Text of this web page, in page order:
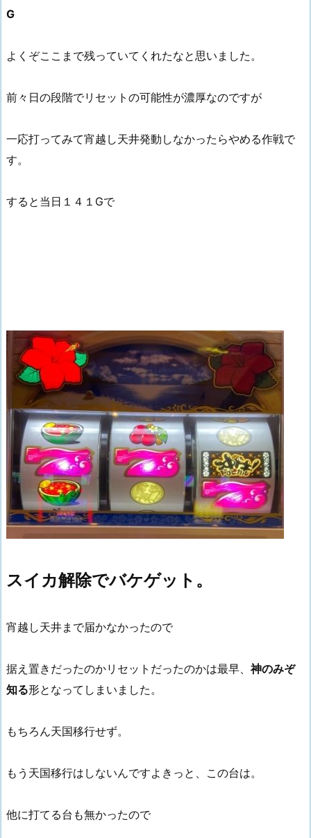
G
よくぞここまで残っていてくれたなと思いました。
前々日の段階でリセットの可能性が濃厚なのですが
一応打ってみて宵越し天井発動しなかったらやめる作戦で
す。
すると当日１４１Gで
スイカ解除でバケゲット。
宵越し天井まで届かなかったので
据え置きだったのかリセットだったのかは最早、 神のみぞ
知る形となってしまいました。
もちろん天国移行せず。
もう天国移行はしないんですよきっと、この台は。
他に打てる台も無かったので